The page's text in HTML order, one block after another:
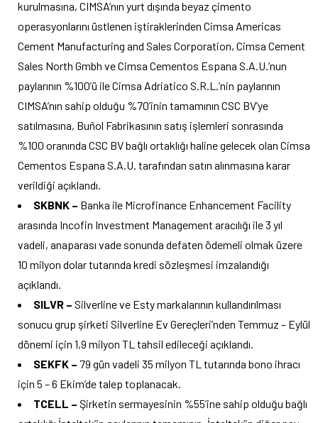
kurulmasına, CIMSA’nın yurt dışında beyaz çimento
operasyonlarını üstlenen iştiraklerinden Cimsa Americas
Cement Manufacturing and Sales Corporation, Cimsa Cement
Sales North Gmbh ve Cimsa Cementos Espana S.A.U.’nun
paylarının %100’ü ile Cimsa Adriatico S.R.L.’nin paylarının
CIMSA’nın sahip olduğu %70’inin tamamının CSC BV’ye
satılmasına, Buñol Fabrikasının satış işlemleri sonrasında
%100 oranında CSC BV bağlı ortaklığı haline gelecek olan Cimsa
Cementos Espana S.A.U. tarafından satın alınmasına karar
verildiği açıklandı.
SKBNK – Banka ile Microfinance Enhancement Facility
arasında Incofin Investment Management aracılığı ile 3 yıl
vadeli, anaparası vade sonunda defaten ödemeli olmak üzere
10 milyon dolar tutarında kredi sözleşmesi imzalandığı
açıklandı.
SILVR – Silverline ve Esty markalarının kullandırılması
sonucu grup şirketi Silverline Ev Gereçleri’nden Temmuz – Eylül
dönemi için 1,9 milyon TL tahsil edileceği açıklandı.
SEKFK – 79 gün vadeli 35 milyon TL tutarında bono ihracı
için 5 – 6 Ekim’de talep toplanacak.
TCELL – Şirketin sermayesinin %55’ine sahip olduğu bağlı